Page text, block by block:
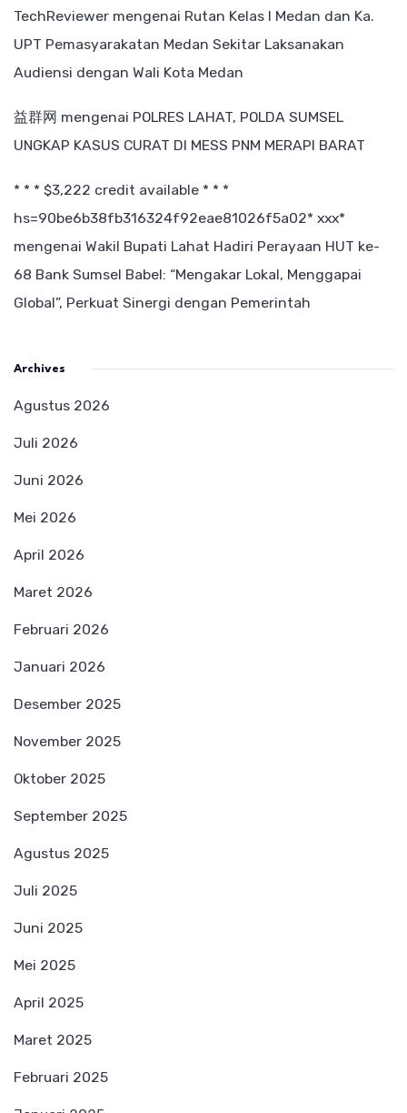
TechReviewer mengenai Rutan Kelas I Medan dan Ka.
UPT Pemasyarakatan Medan Sekitar Laksanakan
Audiensi dengan Wali Kota Medan
益群网 mengenai POLRES LAHAT, POLDA SUMSEL
UNGKAP KASUS CURAT DI MESS PNM MERAPI BARAT
* * * $3,222 credit available * * *
hs=90be6b38fb316324f92eae81026f5a02* ххх*
mengenai Wakil Bupati Lahat Hadiri Perayaan HUT ke-
68 Bank Sumsel Babel: “Mengakar Lokal, Menggapai
Global”, Perkuat Sinergi dengan Pemerintah
Archives
Agustus 2026
Juli 2026
Juni 2026
Mei 2026
April 2026
Maret 2026
Februari 2026
Januari 2026
Desember 2025
November 2025
Oktober 2025
September 2025
Agustus 2025
Juli 2025
Juni 2025
Mei 2025
April 2025
Maret 2025
Februari 2025